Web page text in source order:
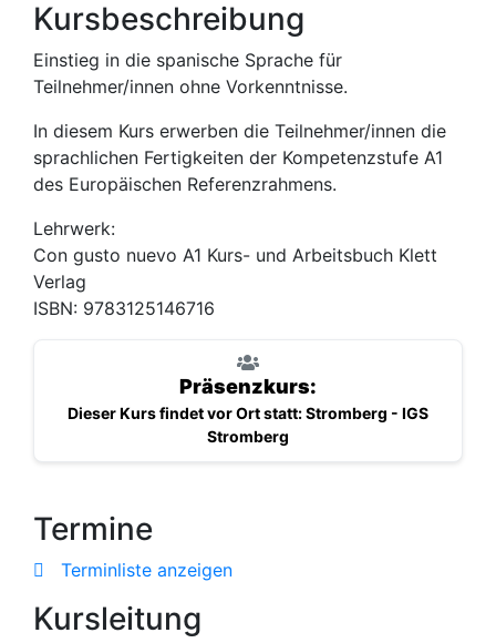
Kursbeschreibung
Einstieg in die spanische Sprache für
Teilnehmer/innen ohne Vorkenntnisse.
In diesem Kurs erwerben die Teilnehmer/innen die
sprachlichen Fertigkeiten der Kompetenzstufe A1
des Europäischen Referenzrahmens.
Lehrwerk:
Con gusto nuevo A1 Kurs- und Arbeitsbuch Klett
Verlag
ISBN: 9783125146716
Präsenzkurs:
Dieser Kurs findet vor Ort statt: Stromberg - IGS
Stromberg
Termine
Terminliste anzeigen
Kursleitung